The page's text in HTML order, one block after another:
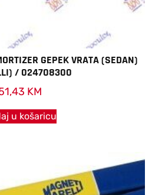
GEPEK VRATA (SEDAN)
/ 024708300
KM
u košaricu